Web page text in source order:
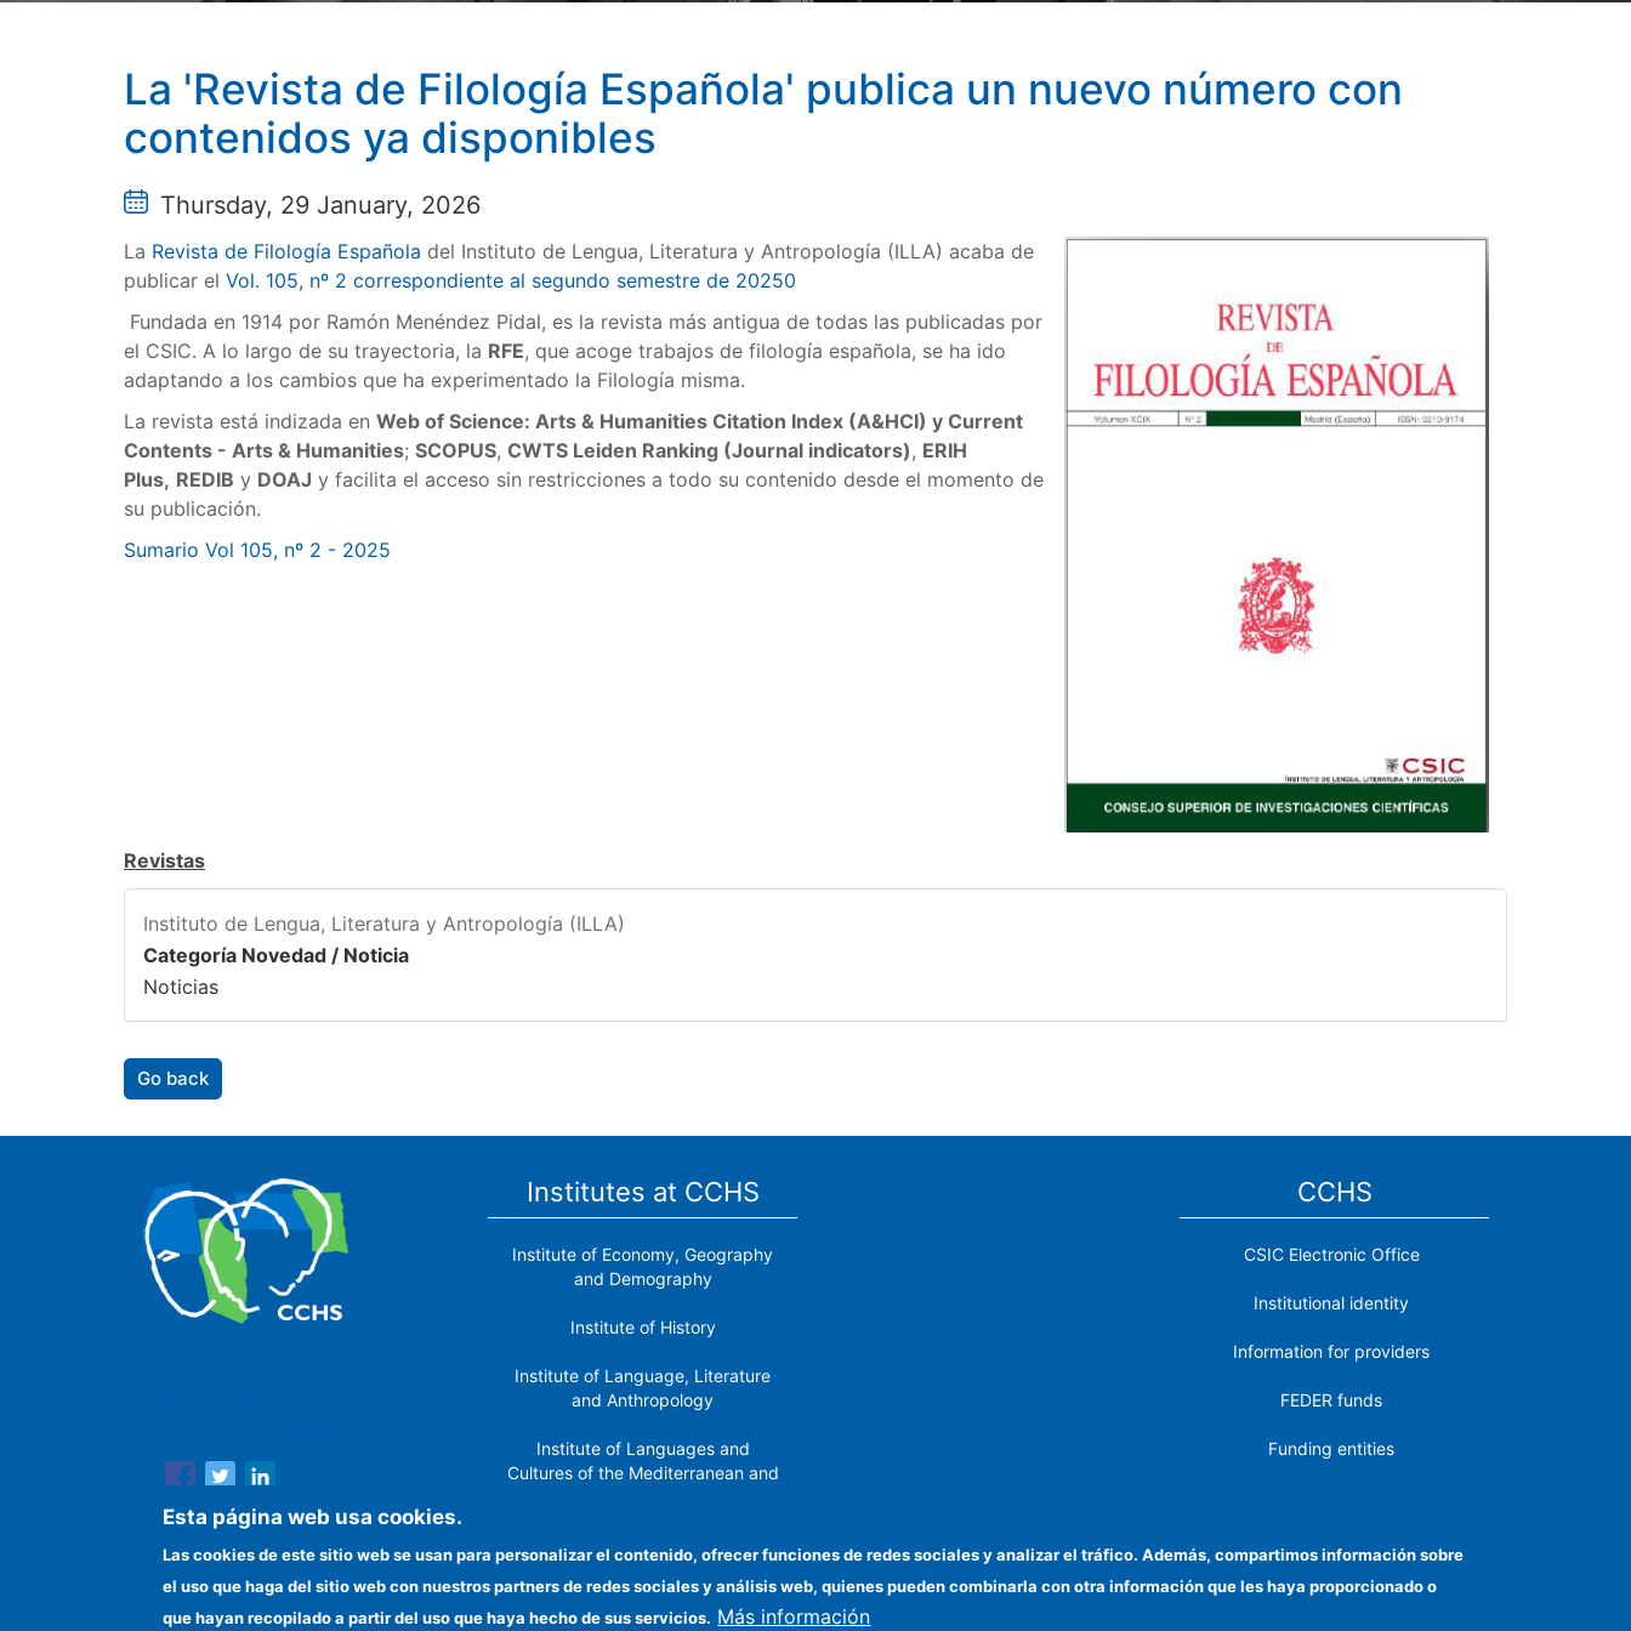
La 'Revista de Filología Española' publica un nuevo número con
contenidos ya disponibles
Thursday, 29 January, 2026
La Revista de Filología Española del Instituto de Lengua, Literatura y Antropología (ILLA) acaba de
publicar el Vol. 105, nº 2 correspondiente al segundo semestre de 20250
Fundada en 1914 por Ramón Menéndez Pidal, es la revista más antigua de todas las publicadas por
el CSIC. A lo largo de su trayectoria, la RFE, que acoge trabajos de filología española, se ha ido
adaptando a los cambios que ha experimentado la Filología misma.
La revista está indizada en Web of Science: Arts & Humanities Citation Index (A&HCI) y Current
Contents - Arts & Humanities; SCOPUS, CWTS Leiden Ranking (Journal indicators), ERIH
Plus, REDIB y DOAJ y facilita el acceso sin restricciones a todo su contenido desde el momento de
su publicación.
Sumario Vol 105, nº 2 - 2025
Revistas
Instituto de Lengua, Literatura y Antropología (ILLA)
Categoría Novedad / Noticia
Noticias
Go back
Institutes at CCHS
Institute of Economy, Geography
and Demography
Institute of History
Institute of Language, Literature
and Anthropology
Institute of Languages ​​and
Cultures of the Mediterranean and
Institute of Philosophy
Institute of Public Policies and
Goods
CCHS
CSIC Electronic Office
Institutional identity
Information for providers
FEDER funds
Funding entities
Location
Esta página web usa cookies.
Las cookies de este sitio web se usan para personalizar el contenido, ofrecer funciones de redes sociales y analizar el tráfico. Además, compartimos información sobre
el uso que haga del sitio web con nuestros partners de redes sociales y análisis web, quienes pueden combinarla con otra información que les haya proporcionado o
que hayan recopilado a partir del uso que haya hecho de sus servicios. Más información